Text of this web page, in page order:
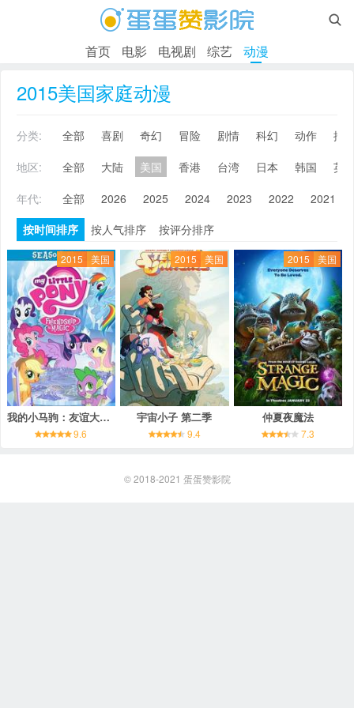

首页 电影 电视剧 综艺 动漫
2015美国家庭动漫
分类: 全部 喜剧 奇幻 冒险 剧情 科幻 动作
搞
地区:
全部 大陆 美国 香港 台湾 日本 韩国
英
年代:
全部 2026 2025 2024 2023 2022 2021
按时间排序
按人气排序 按评分排序
2015 美国
我的小马驹：友谊大魔法 第五季
9.6
2015 美国
宇宙小子 第二季
9.4
2015 美国
仲夏夜魔法
7.3
© 2018-2021 蛋蛋赞影院